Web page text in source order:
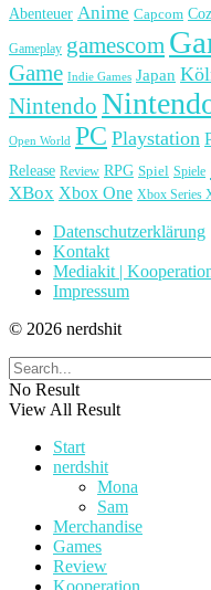
Abenteuer Anime Capcom
Gameplay gamescom
Game Indie Games Japan
Nintendo
Open World PC Playstation
Release Review RPG Spiel Spiele
XBox Xbox One Xbox Series
Datenschutzerklärung
Kontakt
Mediakit |
Impressum
© 2026 nerdshit
No Result
View All Result
Start
nerdshit
Mona
Sam
Merchandise
Games
Review
Kooperation